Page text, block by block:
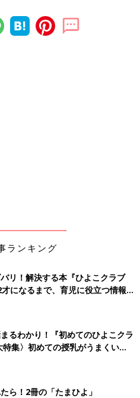
ランキング
リ！解決する本『ひよこクラブ
になるまで、育児に役立つ情報が
るわかり！『初めてのひよこクラ
集〉初めての授乳がうまくい
クの基本と夏のトラブル 解決テ
ら！2冊の「たまひよ」